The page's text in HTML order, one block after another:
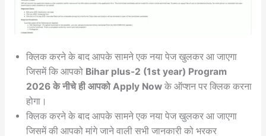
क्लिक करने के बाद आपके सामने एक नया पेज खुलकर आ जाएगा
जिसमें कि आपको Bihar plus-2 (1st year) Program
2026 के नीचे ही आपको Apply Now के ऑप्शन पर क्लिक करना
होगा।
क्लिक करने के बाद आपके सामने एक नया पेज खुलकर आ जाएगा
जिसमें की आपको मांगे जाने वाली सभी जानकारी को भरकर